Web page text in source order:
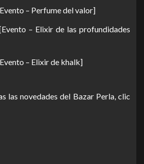
– Perfume del valor]
– Elixir de las profundidades
– Elixir de khalk]
las novedades del Bazar Perla, clic